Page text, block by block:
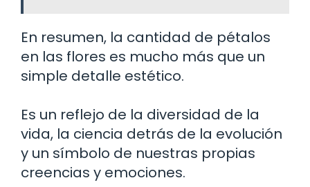
En resumen, la cantidad de pétalos
en las flores es mucho más que un
simple detalle estético.
Es un reflejo de la diversidad de la
vida, la ciencia detrás de la evolución
y un símbolo de nuestras propias
creencias y emociones.